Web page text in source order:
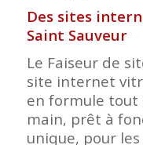
Des sites
Saint Sauveur
Le Faiseur de
site internet
en formule tout
main, prêt à
unique, pour